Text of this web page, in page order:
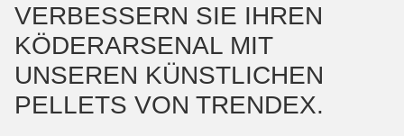
VERBESSERN SIE IHREN
KÖDERARSENAL MIT
UNSEREN KÜNSTLICHEN
PELLETS VON TRENDEX.